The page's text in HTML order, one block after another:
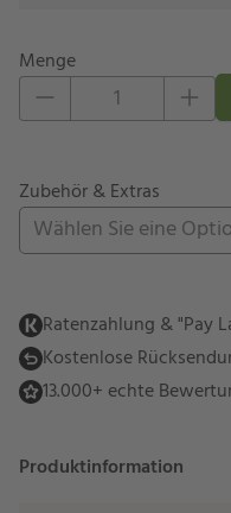
Menge
Eins hinzufügen
Zubehör & Extras
Wählen Sie eine
Ratenzahlung & "Pay
Kostenlose
13.000+ echte
Produktinformation